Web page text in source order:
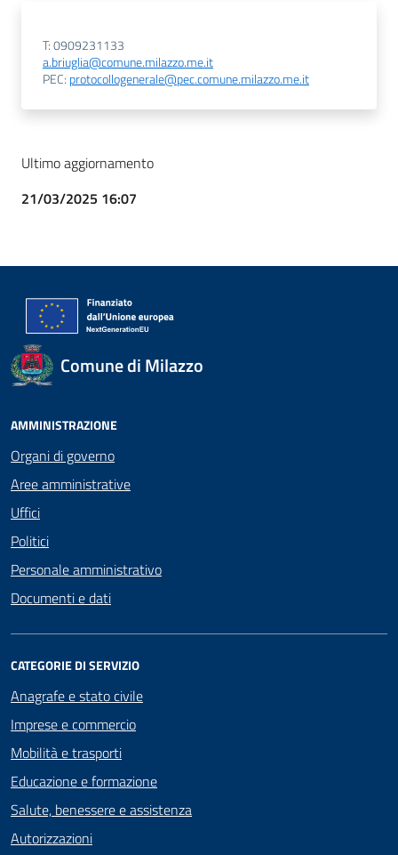
T: 0909231133
a.briuglia@comune.milazzo.me.it
PEC: protocollogenerale@pec.comune.milazzo.me.it
Ultimo aggiornamento
21/03/2025 16:07
Comune di Milazzo
AMMINISTRAZIONE
Organi di governo
Aree amministrative
Uffici
Politici
Personale amministrativo
Documenti e dati
CATEGORIE DI SERVIZIO
Anagrafe e stato civile
Imprese e commercio
Mobilità e trasporti
Educazione e formazione
Salute, benessere e assistenza
Autorizzazioni